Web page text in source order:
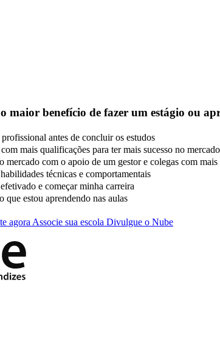
maior benefício de fazer um estágio ou
antes de concluir os estudos
mais qualificações para ter mais sucesso no
mercado com o apoio de um gestor e colegas com
técnicas e comportamentais
e começar minha carreira
que estou aprendendo nas aulas
agora Associe sua escola Divulgue o Nube